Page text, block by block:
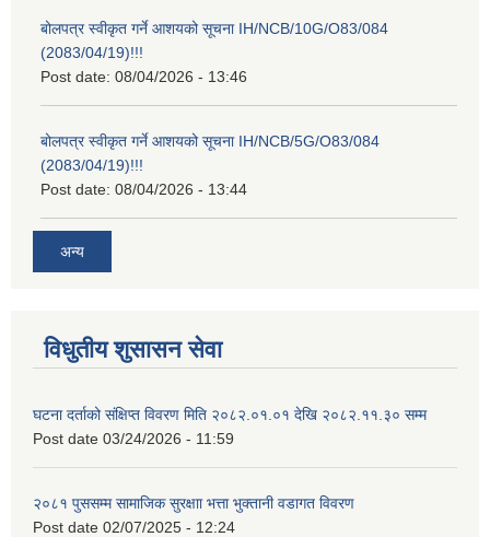
बोलपत्र स्वीकृत गर्ने आशयको सूचना IH/NCB/10G/O83/084
(2083/04/19)!!!
Post date: 08/04/2026 - 13:46
बोलपत्र स्वीकृत गर्ने आशयको सूचना IH/NCB/5G/O83/084
(2083/04/19)!!!
Post date: 08/04/2026 - 13:44
अन्य
विधुतीय शुसासन सेवा
घटना दर्ताको संक्षिप्त विवरण मिति २०८२.०१.०१ देखि २०८२.११.३० सम्म
Post date 03/24/2026 - 11:59
२०८१ पुससम्म सामाजिक सुरक्षाा भत्ता भुक्तानी वडागत विवरण
Post date 02/07/2025 - 12:24